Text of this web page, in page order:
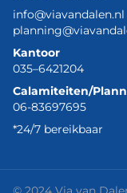
info@viavandalen.nl
Kantoor
035–6421204
Calamiteiten/
06-83697695
*24/7 bereikbaar